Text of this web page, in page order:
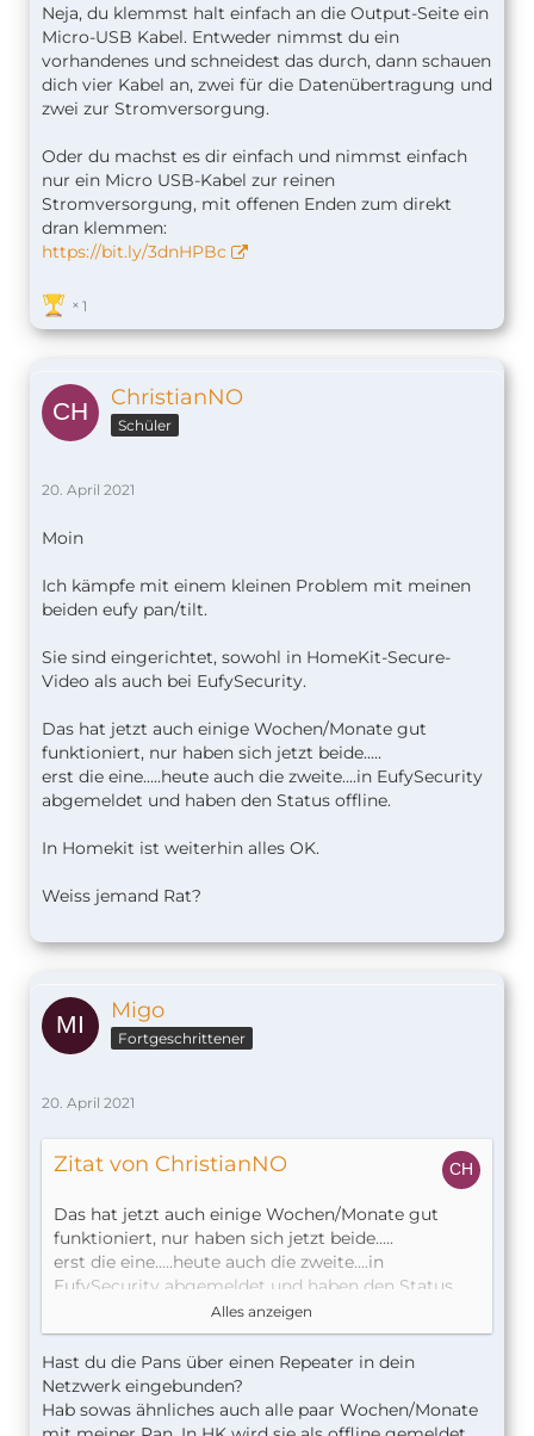
Neja, du klemmst halt einfach an die Output-Seite ein
Micro-USB Kabel. Entweder nimmst du ein
vorhandenes und schneidest das durch, dann schauen
dich vier Kabel an, zwei für die Datenübertragung und
zwei zur Stromversorgung.
Oder du machst es dir einfach und nimmst einfach
nur ein Micro USB-Kabel zur reinen
Stromversorgung, mit offenen Enden zum direkt
dran klemmen:
https://bit.ly/3dnHPBc
1
ChristianNO
Schüler
20. April 2021
Moin
Ich kämpfe mit einem kleinen Problem mit meinen
beiden eufy pan/tilt.
Sie sind eingerichtet, sowohl in HomeKit-Secure-
Video als auch bei EufySecurity.
Das hat jetzt auch einige Wochen/Monate gut
funktioniert, nur haben sich jetzt beide.....
erst die eine.....heute auch die zweite....in EufySecurity
abgemeldet und haben den Status offline.
In Homekit ist weiterhin alles OK.
Weiss jemand Rat?
Migo
Fortgeschrittener
20. April 2021
Zitat von ChristianNO
Das hat jetzt auch einige Wochen/Monate gut
funktioniert, nur haben sich jetzt beide.....
erst die eine.....heute auch die zweite....in
EufySecurity abgemeldet und haben den Status
In Homekit ist weiterhin alles OK.
Weiss jemand Rat?
Alles anzeigen
Hast du die Pans über einen Repeater in dein
Netzwerk eingebunden?
Hab sowas ähnliches auch alle paar Wochen/Monate